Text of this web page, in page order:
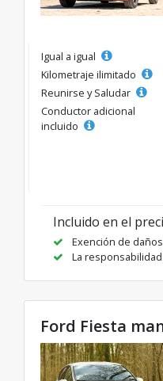
Igual a igual
Kilometraje ilimitado
Reunirse y Saludar
Conductor adicional
incluido
Incluido en el
Exención de
La
Ford Fiesta